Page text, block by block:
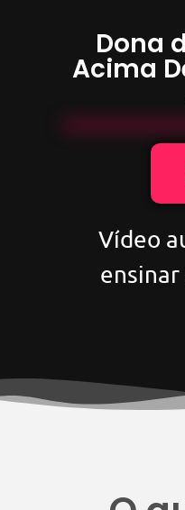
Dona
Acima
Vídeo